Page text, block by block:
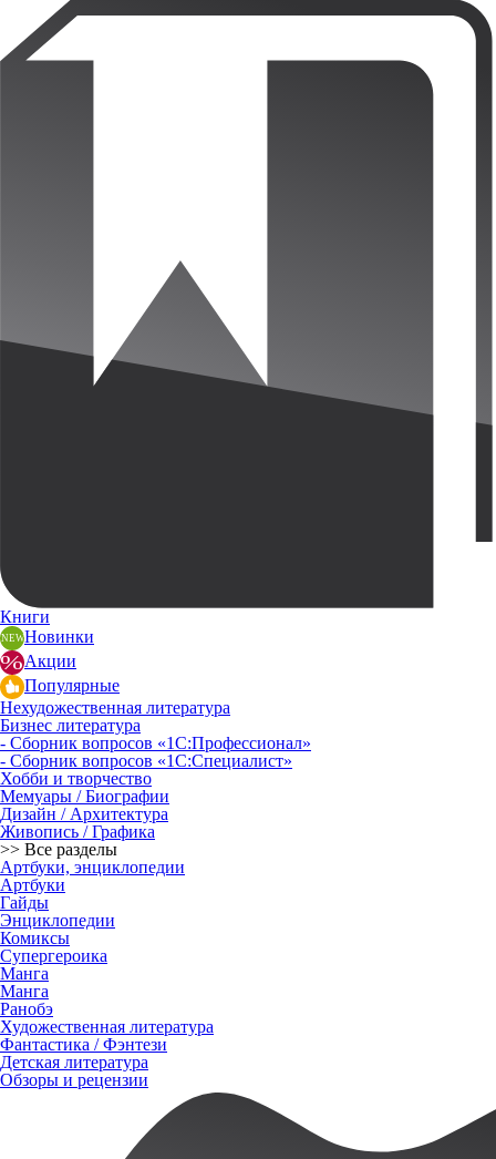
Книги
Новинки
Акции
Популярные
Нехудожественная литература
Бизнес литература
- Сборник вопросов «1С:Профессионал»
- Сборник вопросов «1С:Специалист»
Хобби и творчество
Мемуары / Биографии
Дизайн / Архитектура
Живопись / Графика
>> Все разделы
Артбуки, энциклопедии
Артбуки
Гайды
Энциклопедии
Комиксы
Супергероика
Манга
Манга
Ранобэ
Художественная литература
Фантастика / Фэнтези
Детская литература
Обзоры и рецензии